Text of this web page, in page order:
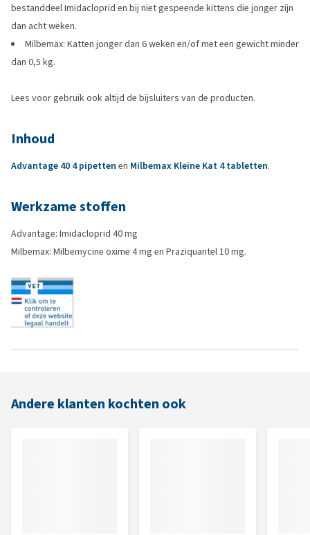
bestanddeel Imidacloprid en bij niet gespeende kittens die jonger zijn
dan acht weken.
Milbemax: Katten jonger dan 6 weken en/of met een gewicht minder
dan 0,5 kg.
Lees voor gebruik ook altijd de bijsluiters van de producten.
Inhoud
Advantage 40 4 pipetten en Milbemax Kleine Kat 4 tabletten.
Werkzame stoffen
Advantage: Imidacloprid 40 mg
Milbemax: Milbemycine oxime 4 mg en Praziquantel 10 mg.
Andere klanten kochten ook